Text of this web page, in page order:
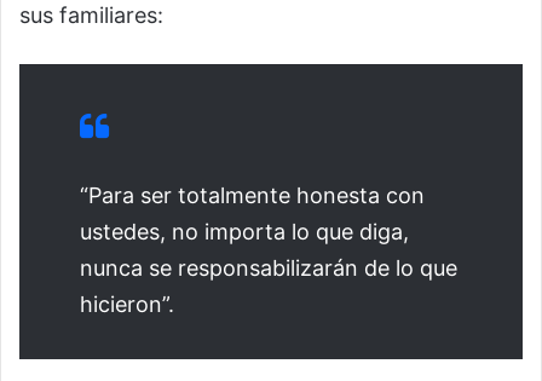
sus familiares:
“Para ser totalmente honesta con
ustedes, no importa lo que diga,
nunca se responsabilizarán de lo que
hicieron”.